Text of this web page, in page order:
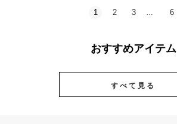
1 2 3 … 6
おすすめアイテム
すべて見る